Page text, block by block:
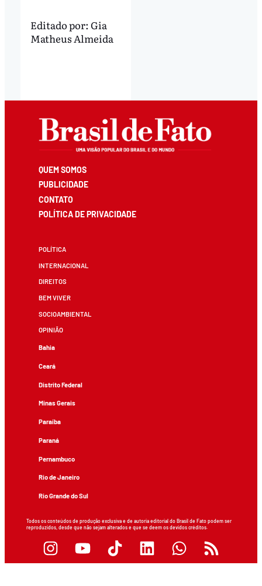
Editado por: Gia
Matheus Almeida
QUEM SOMOS
PUBLICIDADE
CONTATO
POLÍTICA DE PRIVACIDADE
POLÍTICA
INTERNACIONAL
DIREITOS
BEM VIVER
SOCIOAMBIENTAL
OPINIÃO
Bahia
Ceará
Distrito Federal
Minas Gerais
Paraíba
Paraná
Pernambuco
Rio de Janeiro
Rio Grande do Sul
Todos os conteúdos de produção exclusiva e de autoria editorial do Brasil de Fato podem ser
reproduzidos, desde que não sejam alterados e que se deem os devidos créditos.